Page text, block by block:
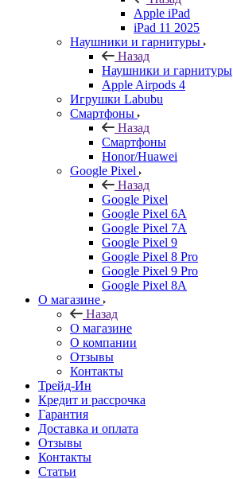
Apple iPad
iPad 11 2025
Наушники и гарнитуры
Назад
Наушники и гарнитуры
Apple Airpods 4
Игрушки Labubu
Смартфоны
Назад
Смартфоны
Honor/Huawei
Google Pixel
Назад
Google Pixel
Google Pixel 6A
Google Pixel 7А
Google Pixel 9
Google Pixel 8 Pro
Google Pixel 9 Pro
Google Pixel 8A
О магазине
Назад
О магазине
О компании
Отзывы
Контакты
Трейд-Ин
Кредит и рассрочка
Гарантия
Доставка и оплата
Отзывы
Контакты
Статьи